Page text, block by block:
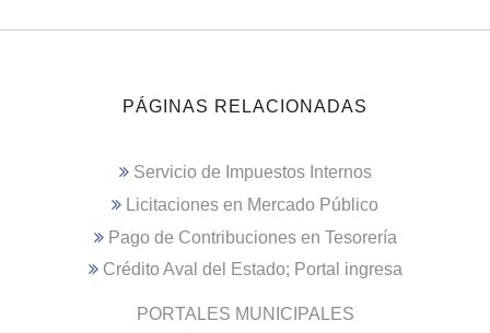
PÁGINAS RELACIONADAS
Servicio de Impuestos Internos
Licitaciones en Mercado Público
Pago de Contribuciones en Tesorería
Crédito Aval del Estado; Portal ingresa
PORTALES MUNICIPALES